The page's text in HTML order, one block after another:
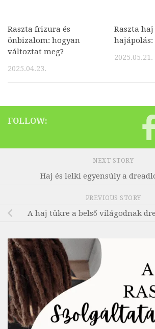
Raszta frizura és
önbizalom: hogyan
változtat meg?
2025.04.23.
Raszta haj
2025.05.21.
FOLLOW:
NEXT STORY
Haj és lelki egyensúly a
PREVIOUS STORY
A haj tükre a belső világodnak